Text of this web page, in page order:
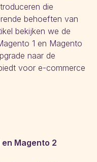
die
behoeften van
bekijken we de
1 en Magento
naar de
voor e-commerce
Magento 2